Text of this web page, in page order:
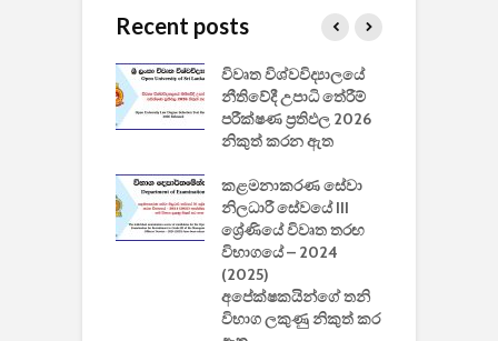
Recent posts
විවෘත විශ්වවිද්‍යාලයේ
නීතිවේදී උපාධි තේරීම්
පරීක්ෂණ ප්‍රතිඵල 2026
නිකුත් කරන ඇත
කළමනාකරණ සේවා
නිලධාරී සේවයේ III
ශ්‍රේණියේ විවෘත තරඟ
විභාගයේ – 2024
(2025)
අපේක්ෂකයින්ගේ තනි
විභාග ලකුණු නිකුත් කර